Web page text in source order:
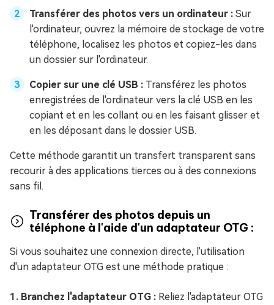
Transférer des photos vers un ordinateur : Sur
l'ordinateur, ouvrez la mémoire de stockage de votre
téléphone, localisez les photos et copiez-les dans
un dossier sur l'ordinateur.
Copier sur une clé USB : Transférez les photos
enregistrées de l'ordinateur vers la clé USB en les
copiant et en les collant ou en les faisant glisser et
en les déposant dans le dossier USB.
Cette méthode garantit un transfert transparent sans
recourir à des applications tierces ou à des connexions
sans fil.
Transférer des photos depuis un
téléphone à l'aide d'un adaptateur OTG :
Si vous souhaitez une connexion directe, l'utilisation
d'un adaptateur OTG est une méthode pratique :
Branchez l'adaptateur OTG : Reliez l'adaptateur OTG